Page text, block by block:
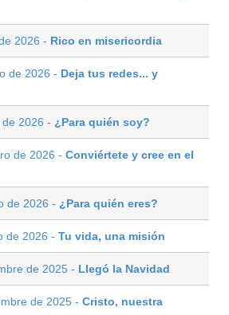
2026 - Rico en misericordia
de 2026 - Deja tus redes... y
2026 - ¿Para quién soy?
de 2026 - Conviértete y cree en el
de 2026 - ¿Para quién eres?
de 2026 - Tu vida, una misión
de 2025 - Llegó la Navidad
de 2025 - Cristo, nuestra